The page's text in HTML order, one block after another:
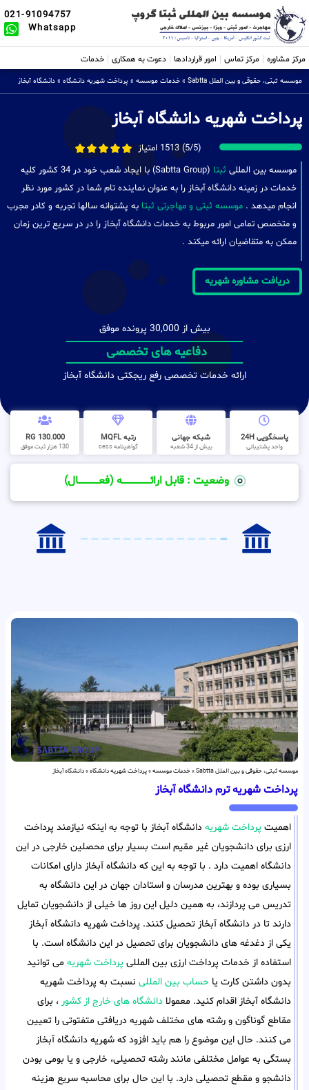
021-91094757
Whatsapp
مرکز مشاوره مرکز تماس امور قراردادها دعوت به همکاری خدمات
موسسه ثبتی، حقوقی و بین الملل Sabtta » خدمات موسسه » پرداخت شهریه دانشگاه » دانشگاه آبخاز
پرداخت شهریه دانشگاه آبخاز
(5/5) 1513 امتیاز
موسسه بین المللی ثبتا
(Sabtta Group) با ایجاد شعب خود در 34 کشور کلیه
خدمات در زمینه دانشگاه آبخاز را به عنوان نماینده تام شما در کشور مورد نظر
انجام میدهد . موسسه ثبتی و مهاجرتی ثبتا به پشتوانه سالها تجربه و کادر مجرب
و متخصص تمامی امور مربوط به خدمات دانشگاه آبخاز را در در سریع ترین زمان
ممکن به متقاضیان ارائه میکند .
دریافت مشاوره شهریه
بیش از 30,000 پرونده موفق
دفاعیه های تخصصی
ارائه خدمات تخصصی رفع ریجکتی دانشگاه آبخاز
پاسخگویی 24H
واحد پشتیبانی
شبکه جهانی
بیش از 34 شعبه
رتبه MQFL
گواهینامه cess
130.000 RG
130 هزار ثبت موفق
وضعیت : قابل ارائــــــــــــــــــــه (فعـــــــــــــــال)
موسسه ثبتی، حقوقی و بین الملل Sabtta » خدمات موسسه»پرداخت شهریه دانشگاه»دانشگاه آبخاز
پرداخت شهریه ترم دانشگاه آبخاز
اهمیت پرداخت شهریه دانشگاه آبخاز با توجه به اینکه نیازمند پرداخت
ارزی برای دانشجویان غیر مقیم است بسیار برای محصلین خارجی در این
دانشگاه اهمیت دارد . با توجه به این که دانشگاه آبخاز دارای امکانات
بسیاری بوده و بهترین مدرسان و استادان جهان در این دانشگاه به
تدریس می پردازند، به همین دلیل این روز ها خیلی از دانشجویان تمایل
دارند تا در دانشگاه آبخاز تحصیل کنند. پرداخت شهریه دانشگاه آبخاز
یکی از دغدغه های دانشجویان برای تحصیل در این دانشگاه است. با
استفاده از خدمات پرداخت ارزی بین المللی پرداخت شهریه می توانید
بدون داشتن کارت یا حساب بین المللی نسبت به پرداخت شهریه
دانشگاه آبخاز اقدام کنید. معمولا دانشگاه های خارج از کشور ، برای
مقاطع گوناگون و رشته های مختلف شهریه دریافتی متفتوتی را تعیین
می کنند. حال این موضوع را هم باید افزود که شهریه دانشگاه آبخاز
بستگی به عوامل مختلفی مانند رشته تحصیلی، خارجی و یا بومی بودن
دانشجو و مقطع تحصیلی دارد. با این حال برای محاسبه سریع هزینه